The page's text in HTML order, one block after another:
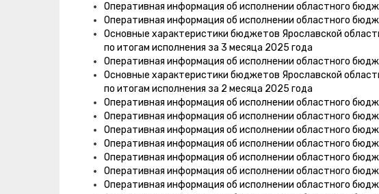
Оперативная информация об исполнении областного
Оперативная информация об исполнении областного
Основные характеристики бюджетов Ярославской
по итогам исполнения за 3 месяца 2025 года
Оперативная информация об исполнении областного
Основные характеристики бюджетов Ярославской
по итогам исполнения за 2 месяца 2025 года
Оперативная информация об исполнении областного
Оперативная информация об исполнении областного
Оперативная информация об исполнении областного
Оперативная информация об исполнении областного
Оперативная информация об исполнении областного
Оперативная информация об исполнении областного
Оперативная информация об исполнении областного